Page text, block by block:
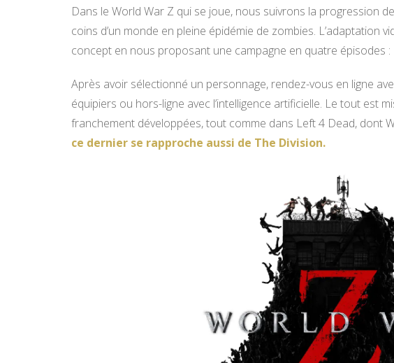
Dans le World War Z qui se joue, nous suivrons la progression
coins d’un monde en pleine épidémie de zombies. L’adaptation
concept en nous proposant une campagne en quatre épisodes
Après avoir sélectionné un personnage, rendez-vous en ligne
équipiers ou hors-ligne avec l’intelligence artificielle. Le tout est
franchement développées, tout comme dans Left 4 Dead, dont
ce dernier se rapproche aussi de The Division.